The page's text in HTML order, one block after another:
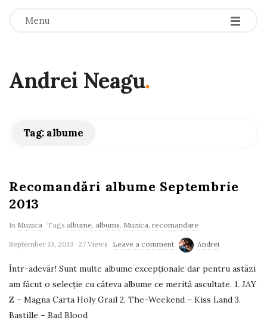
Menu -
-
-
Andrei Neagu.
Tag: albume
Recomandări albume Septembrie
2013
In Muzica Tags albume, albums, Muzica, recomandare
September 13, 2013 27 Views Leave a comment Andrei
Într-adevăr! Sunt multe albume excepționale dar pentru astăzi
am făcut o selecție cu câteva albume ce merită ascultate. 1. JAY
Z – Magna Carta Holy Grail 2. The-Weekend – Kiss Land 3.
Bastille – Bad Blood